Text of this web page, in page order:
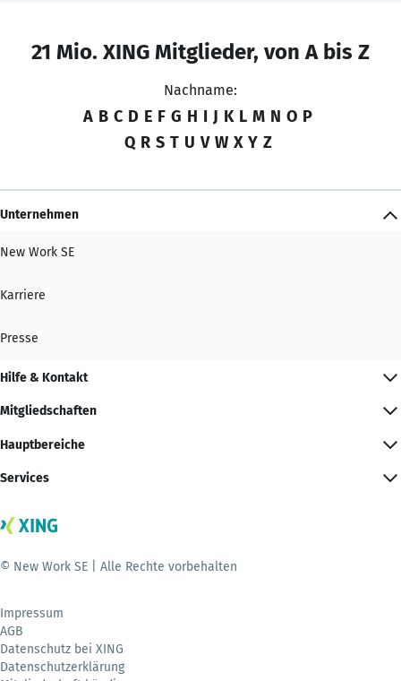
21 Mio. XING Mitglieder, von A bis Z
Nachname:
A B C D E F G H I J K L M N O P
Q R S T U V W X Y Z
Unternehmen
New Work SE
Karriere
Presse
Hilfe & Kontakt
Mitgliedschaften
Hauptbereiche
Services
© New Work SE | Alle Rechte vorbehalten
Impressum
AGB
Datenschutz bei XING
Datenschutzerklärung